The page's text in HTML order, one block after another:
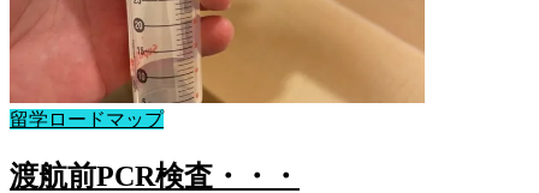
留学ロードマップ
渡航前PCR検査・・・